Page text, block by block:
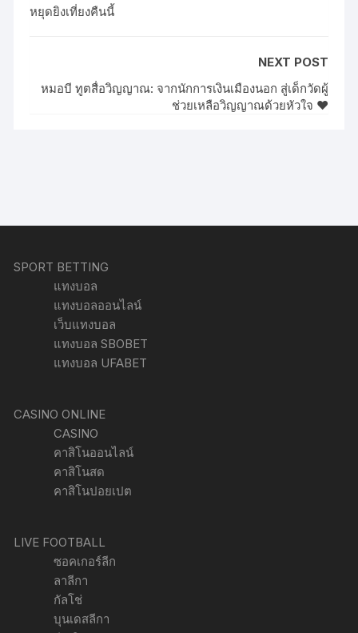
หยุดยิงเที่ยงคืนนี้
NEXT POST
หมอบี ทูตสื่อวิญญาณ: จากนักการเงินเมืองนอก สู่เด็กวัดผู้
ช่วยเหลือวิญญาณด้วยหัวใจ ❤️
SPORT BETTING
แทงบอล
แทงบอลออนไลน์
เว็บแทงบอล
แทงบอล SBOBET
แทงบอล UFABET
CASINO ONLINE
CASINO
คาสิโนออนไลน์
คาสิโนสด
คาสิโนปอยเปต
LIVE FOOTBALL
ซอคเกอร์ลีก
ลาลีกา
กัลโช่
บุนเดสลีกา